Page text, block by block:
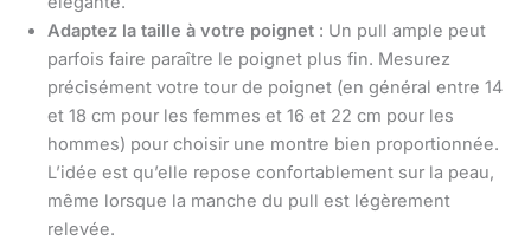
Adaptez la taille à votre poignet : Un pull ample peut
parfois faire paraître le poignet plus fin. Mesurez
précisément votre tour de poignet (en général entre 14
et 18 cm pour les femmes et 16 et 22 cm pour les
hommes) pour choisir une montre bien proportionnée.
L’idée est qu’elle repose confortablement sur la peau,
même lorsque la manche du pull est légèrement
relevée.